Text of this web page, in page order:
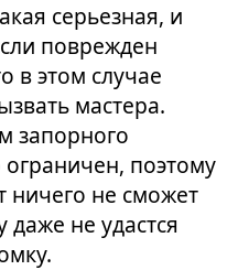
серьезная, и
поврежден
в этом случае
мастера.
запорного
поэтому
ничего не сможет
не удастся